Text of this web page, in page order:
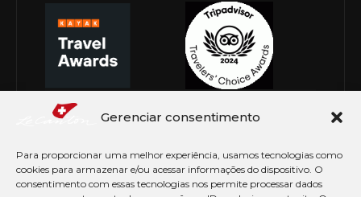
Gerenciar consentimento
Para proporcionar uma melhor experiência, usamos tecnologias como
cookies para armazenar e/ou acessar informações do dispositivo. O
consentimento com essas tecnologias nos permite processar dados